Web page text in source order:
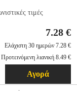
τιμές
7.28 €
Ελάχιστη 30 ημερών 7.28 €
Προτεινόμενη λιανική 8.49 €
Αγορά